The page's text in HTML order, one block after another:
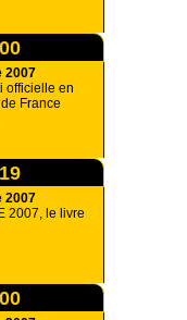
2007
officielle en
France
2007
2007, le livre